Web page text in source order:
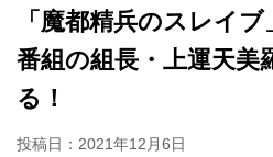
「魔都精兵のスレイ
番組の組長・上運天美
る！
投稿日： 2021年12月6日